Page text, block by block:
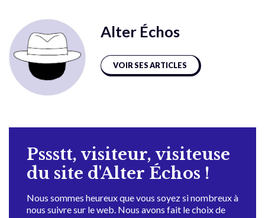
Alter Échos
VOIR SES ARTICLES
Pssstt, visiteur, visiteuse
du site d'Alter Échos !
Nous sommes heureux que vous soyez si nombreux à
nous suivre sur le web. Nous avons fait le choix de